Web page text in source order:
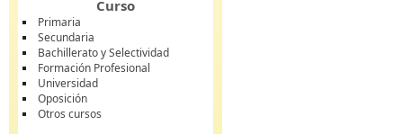
Curso
Primaria
Secundaria
Bachillerato y Selectividad
Formación Profesional
Universidad
Oposición
Otros cursos